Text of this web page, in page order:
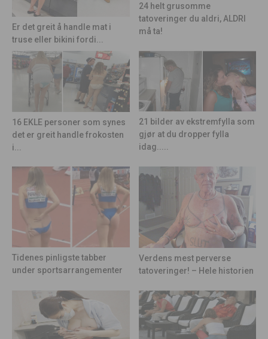
Er det greit å handle mat i
truse eller bikini fordi...
24 helt grusomme
tatoveringer du aldri, ALDRI
må ta!
16 EKLE personer som synes
det er greit handle frokosten
i...
21 bilder av ekstremfylla som
gjør at du dropper fylla
idag.....
Tidenes pinligste tabber
under sportsarrangementer
Verdens mest perverse
tatoveringer! – Hele historien